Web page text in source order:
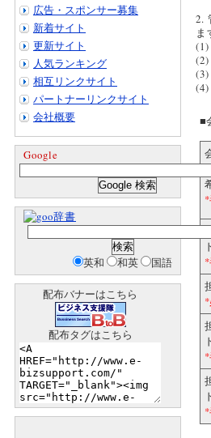
2.
ま
■
広告・スポンサー募集
新着サイト
更新サイト
人気ランキング
相互リンクサイト
パートナーリンクサイト
会社概要
Google
辞書
英和 和英 国語
配布バナーはこちら
配布タグはこちら